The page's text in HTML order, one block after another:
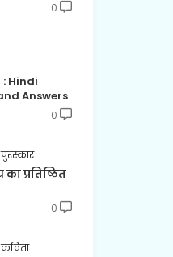
0
: Hindi
Answers
0
पुरस्कार
का प्रतिष्ठित
0
कविता